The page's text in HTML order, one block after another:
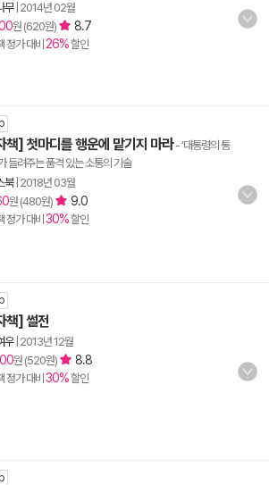
무| 2014년 02월
원 (620원) 8.7
정가 대비 26%할인
책] 첫마디를 행운에 맡기지 마라- ‘대통령의 통
들려주는 품격 있는 소통의 기술
북| 2018년 03월
원 (480원) 9.0
정가 대비 30%할인
책] 썰전
우| 2013년 12월
원 (520원) 8.8
정가 대비 30%할인